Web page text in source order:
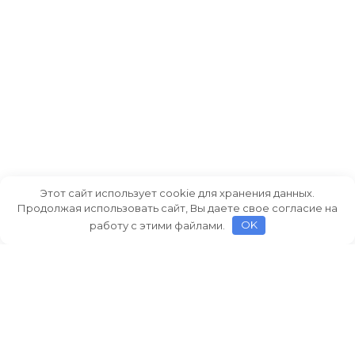
Этот сайт использует cookie для хранения данных.
Продолжая использовать сайт, Вы даете свое согласие на
работу с этими файлами.
OK